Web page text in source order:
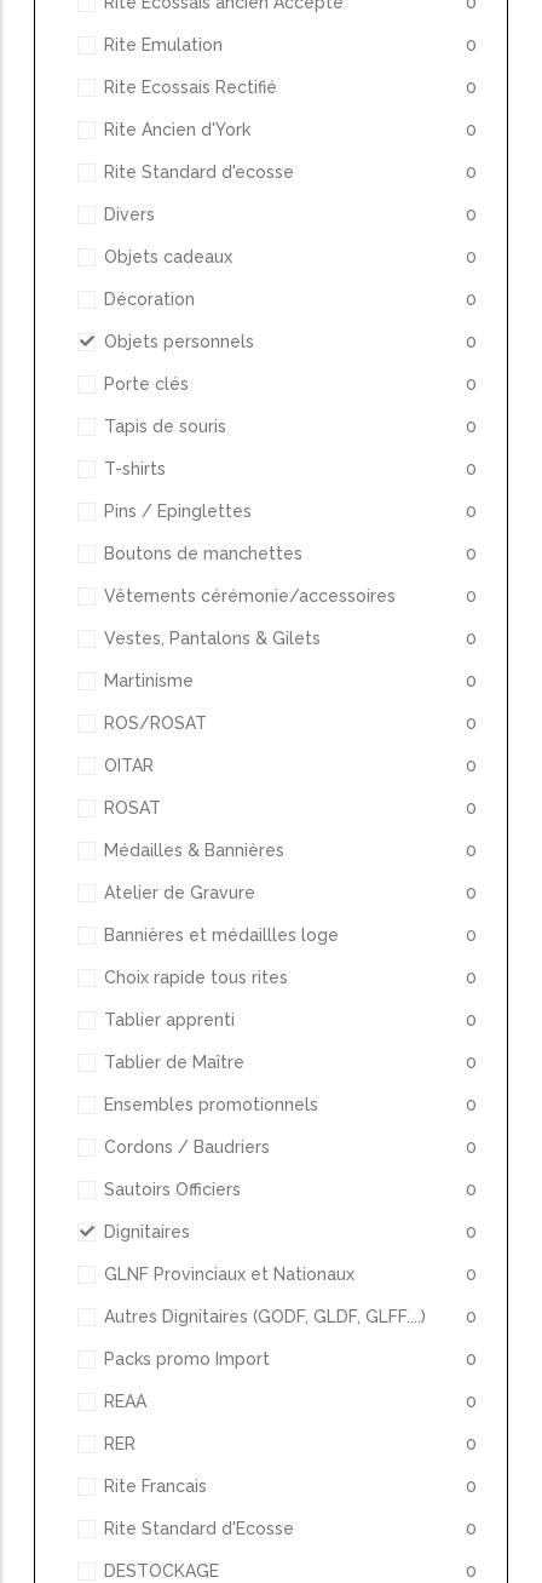
Rite Emulation 0
Rite Ecossais Rectifié 0
Rite Ancien d'York 0
Rite Standard d'ecosse 0
Divers 0
Objets cadeaux 0
Décoration 0
Objets personnels 0
Porte clés 0
Tapis de souris 0
T-shirts 0
Pins / Epinglettes 0
Boutons de manchettes 0
Vêtements cérémonie/accessoires 0
Vestes, Pantalons & Gilets 0
Martinisme 0
ROS/ROSAT 0
OITAR 0
ROSAT 0
Médailles & Bannières 0
Atelier de Gravure 0
Bannières et médaillles loge 0
Choix rapide tous rites 0
Tablier apprenti 0
Tablier de Maître 0
Ensembles promotionnels 0
Cordons / Baudriers 0
Sautoirs Officiers 0
Dignitaires 0
GLNF Provinciaux et Nationaux 0
Autres Dignitaires (GODF, GLDF, GLFF....) 0
Packs promo Import 0
REAA 0
RER 0
Rite Francais 0
Rite Standard d'Ecosse 0
DESTOCKAGE 0